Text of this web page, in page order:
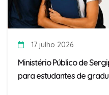
17 julho 2026
Ministério Público de
para estudantes de